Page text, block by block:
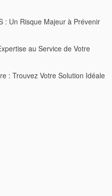
: Un Risque Majeur à Prévenir
au Service de Votre
: Trouvez Votre Solution Idéale